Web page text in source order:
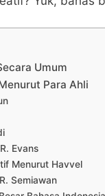
Umum
Para Ahli
Evans
Menurut Havvel
Semiawan